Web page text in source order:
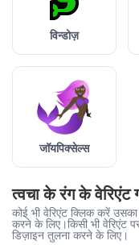
विन्डोज़
जॉयपिक्सेल्स
त्वचा के रंग के वेरिएंट
कोई भी वेरिएंट क्लिक करें
करने के लिए।किसी भी वेरिएंट
डिज़ाइन तुलना करने के लिए।